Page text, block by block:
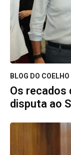
BLOG DO COELHO
Os recados
disputa ao